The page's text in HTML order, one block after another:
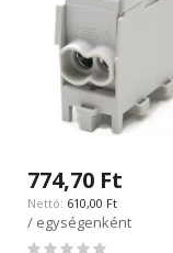
774,70 Ft
610,00 Ft
/ egységenként
Rating: